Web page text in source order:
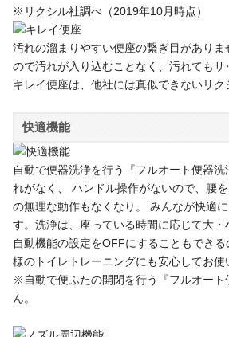
※リクシル社調べ（2019年10月時点）
汚れの溜まりやすい便座の繋ぎ目があり
ので汚れが入り込むことなく、汚れても
キレイ便座は、他社には真似できないリク
快適機能
自動で便器洗浄を行う『フルオート便器
れがなく、 ハンドル操作がないので、腰
の無理な動作もなくなり。 みんなが快適
す。洗浄は、座っている時間に応じて大・
自動機能の設定をOFFにすることもでき
様のトイレトレーニングにも安心してお使
※自動で便ふたの開閉を行う『フルオート
ん。